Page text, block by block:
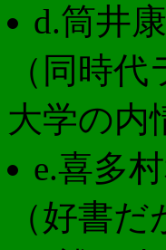
d.筒井
（同時
大学の内
e.喜多
（好書